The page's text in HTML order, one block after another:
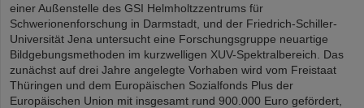
einer Außenstelle des GSI Helmholtzzentrums für
Schwerionenforschung in Darmstadt, und der Friedrich-Schiller-
Universität Jena untersucht eine Forschungsgruppe neuartige
Bildgebungsmethoden im kurzwelligen XUV-Spektralbereich. Das
zunächst auf drei Jahre angelegte Vorhaben wird vom Freistaat
Thüringen und dem Europäischen Sozialfonds Plus der
Europäischen Union mit insgesamt rund 900.000 Euro gefördert,